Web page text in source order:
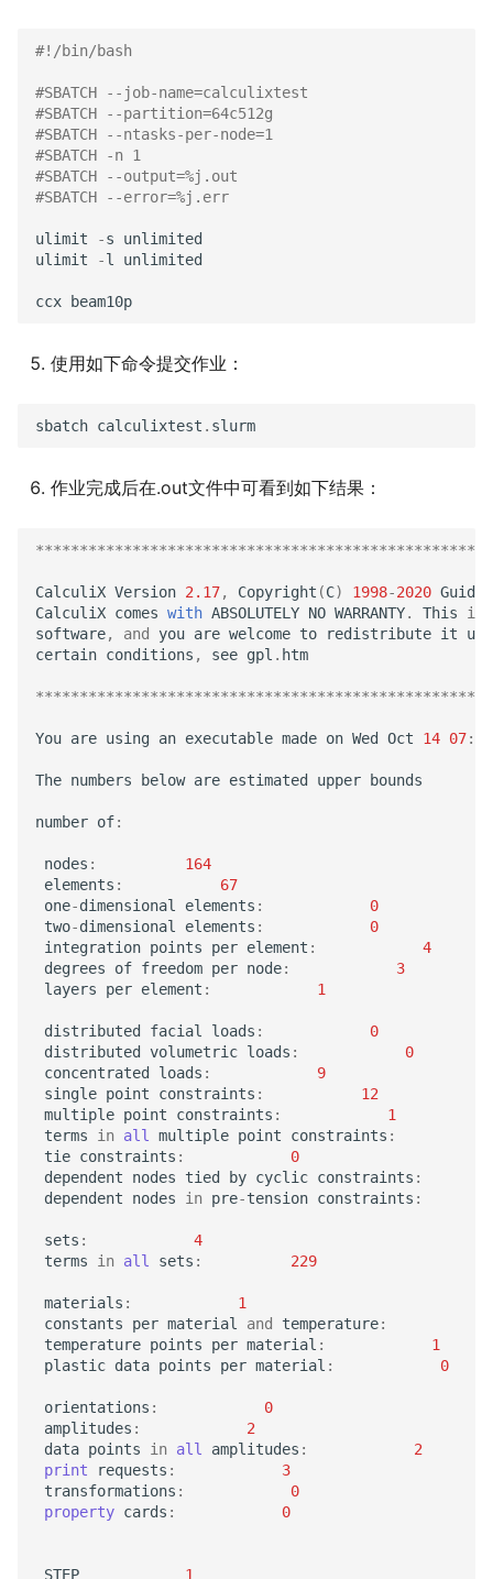
#!/bin/bash
#SBATCH --job-name=calculixtest
#SBATCH --partition=64c512g
#SBATCH --ntasks-per-node=1
#SBATCH -n 1
#SBATCH --output=%j.out
#SBATCH --error=%j.err
ulimit -s
unlimited
ulimit
-l unlimited
ccx beam10p
使用如下命令提交作业：
sbatch calculixtest . slurm
作业完成后在.out文件中可看到如下结果：
CalculiX Version 2.17, Copyright (C) 1998-2020 Guido
CalculiX comes with ABSOLUTELY NO WARRANTY. This
is
software, and you are welcome to redistribute it
certain conditions , see gpl . htm
You are using an executable made on Wed Oct 14 07:
The numbers below are estimated upper bounds
number of:
nodes :
164
elements :
67
one-dimensional elements :
0
two-dimensional elements :
0
integration points per element :
4
degrees
of freedom per node:
3
layers
per element : 1
distributed facial loads :
0
distributed volumetric loads :
0
concentrated loads :
9
single point constraints :
12
multiple point constraints :
1
terms
in all multiple point constraints :
tie constraints :
0
dependent
nodes tied by cyclic constraints :
dependent
nodes in pre-tension constraints :
sets :
4
terms
in all sets : 229
materials :
1
constants
per material and temperature:
temperature points per material :
1
plastic data points per material : 0
orientations :
0
amplitudes :
2
data points in all amplitudes :
2
print
requests :
3
transformations :
0
property cards : 0
STEP 1